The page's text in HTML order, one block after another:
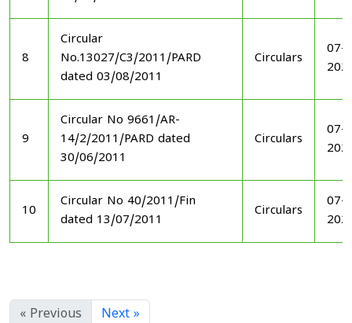
8
Circular
No.13027/C3/2011/PARD
dated 03/08/2011
Circulars
07-
9
Circular No 9661/AR-
14/2/2011/PARD dated
30/06/2011
Circulars
07-
10
Circular No 40/2011/Fin
dated 13/07/2011
Circulars
07-
« Previous Next »